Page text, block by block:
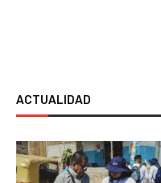
ACTUALIDAD